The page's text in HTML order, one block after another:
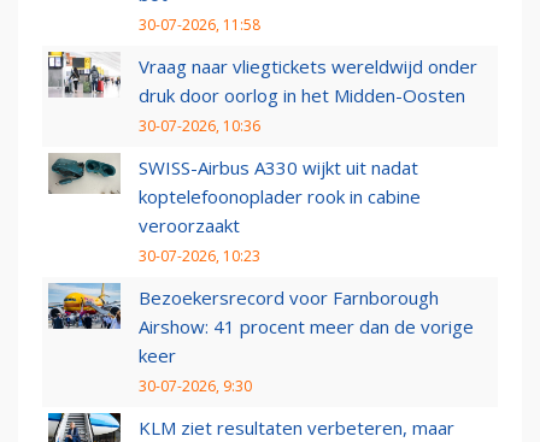
30-07-2026, 11:58
Vraag naar vliegtickets wereldwijd onder
druk door oorlog in het Midden-Oosten
30-07-2026, 10:36
SWISS-Airbus A330 wijkt uit nadat
koptelefoonoplader rook in cabine
veroorzaakt
30-07-2026, 10:23
Bezoekersrecord voor Farnborough
Airshow: 41 procent meer dan de vorige
keer
30-07-2026, 9:30
KLM ziet resultaten verbeteren, maar